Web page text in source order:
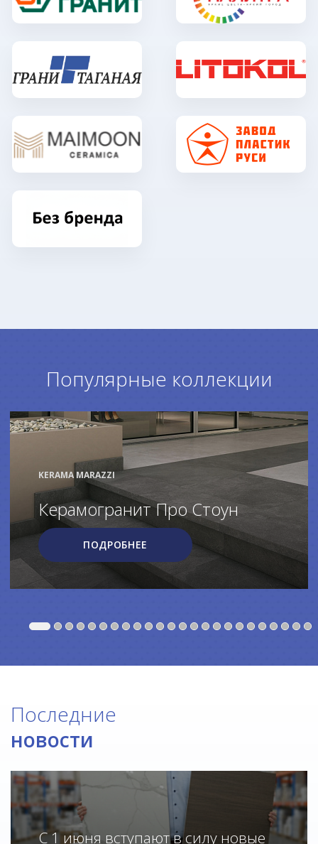
Популярные коллекции
KERAMA MARAZZI
Керамогранит Про Стоун
ПОДРОБНЕЕ
Последние
новости
С 1 июня вступают в силу новые